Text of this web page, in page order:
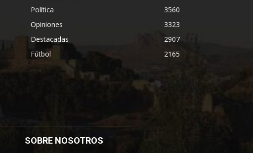
Política
3560
Opiniones
3323
Destacadas
2907
Fútbol
2165
SOBRE NOSOTROS